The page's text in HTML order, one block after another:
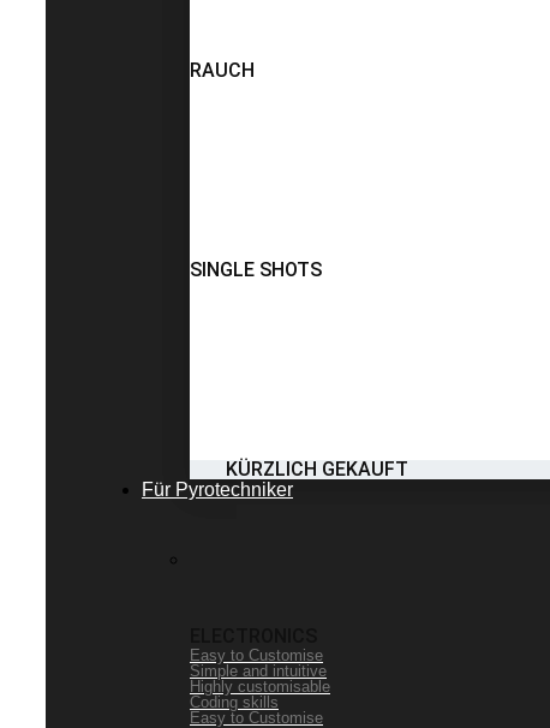
RAUCH
SINGLE SHOTS
KÜRZLICH GEKAUFT
Für Pyrotechniker
Easy to Customise
Simple and intuitive
Highly customisable
Coding skills
Easy to Customise